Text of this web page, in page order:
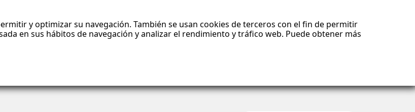
y optimizar su navegación. También se usan cookies de terceros con el fin de permitir
en sus hábitos de navegación y analizar el rendimiento y tráfico web. Puede obtener más